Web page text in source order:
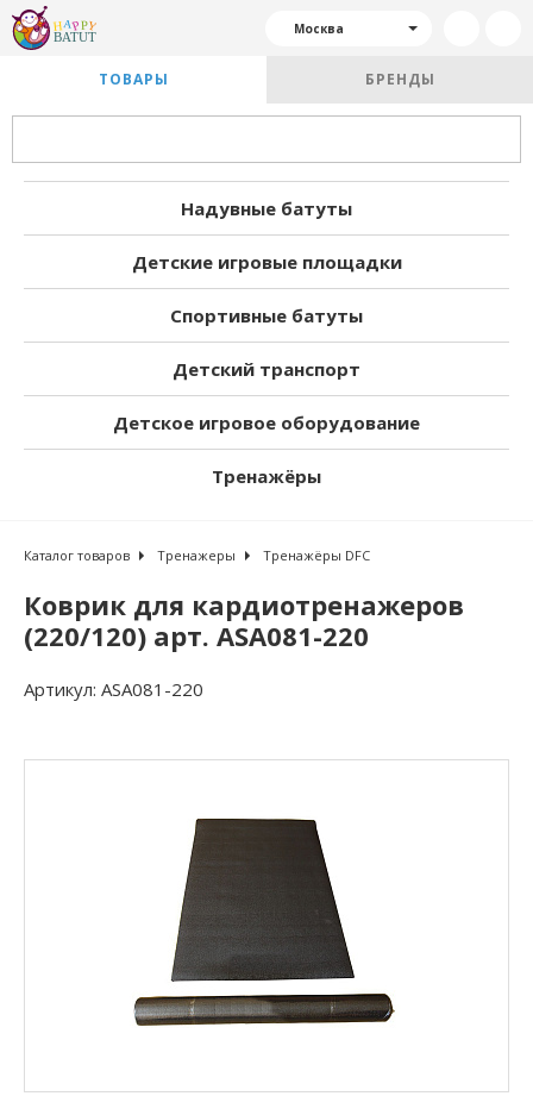
Москва
ТОВАРЫ БРЕНДЫ
Надувные батуты
Детские игровые площадки
Спортивные батуты
Детский транспорт
Детское игровое оборудование
Тренажёры
Каталог товаров Тренажеры Тренажёры DFC
Коврик для кардиотренажеров
(220/120) арт. ASA081-220
Артикул: ASA081-220